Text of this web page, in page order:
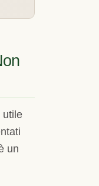
utile
un